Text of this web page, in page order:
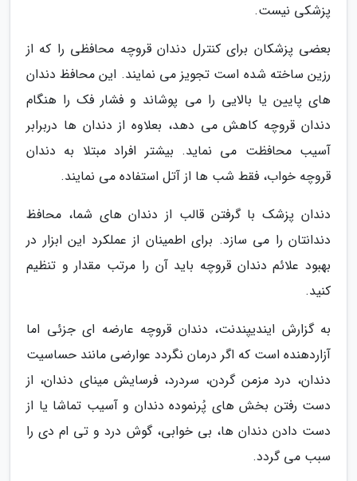
پزشکی نیست.
بعضی پزشکان برای کنترل دندان قروچه محافظی را که از
رزین ساخته شده است تجویز می نمایند. این محافظ دندان
های پایین یا بالایی را می پوشاند و فشار فک را هنگام
دندان قروچه کاهش می دهد، بعلاوه از دندان ها دربرابر
آسیب محافظت می نماید. بیشتر افراد مبتلا به دندان
قروچه خواب، فقط شب ها از آتل استفاده می نمایند.
دندان پزشک با گرفتن قالب از دندان های شما، محافظ
دندانتان را می سازد. برای اطمینان از عملکرد این ابزار در
بهبود علائم دندان قروچه باید آن را مرتب مقدار و تنظیم
کنید.
به گزارش ایندیپندنت، دندان قروچه عارضه ای جزئی اما
آزاردهنده است که اگر درمان نگردد عوارضی مانند حساسیت
دندان، درد مزمن گردن، سردرد، فرسایش مینای دندان، از
دست رفتن بخش های پُرنموده دندان و آسیب تماشا یا از
دست دادن دندان ها، بی خوابی، گوش درد و تی ام دی را
سبب می گردد.